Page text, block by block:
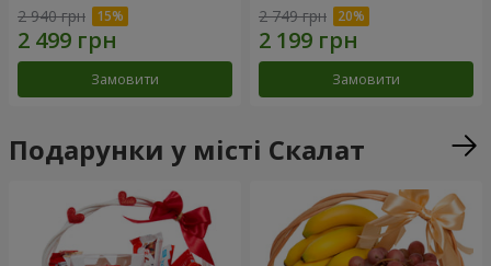
2 940 грн
Замовити
2 749 грн
Замовити
Подарунки у місті Скалат